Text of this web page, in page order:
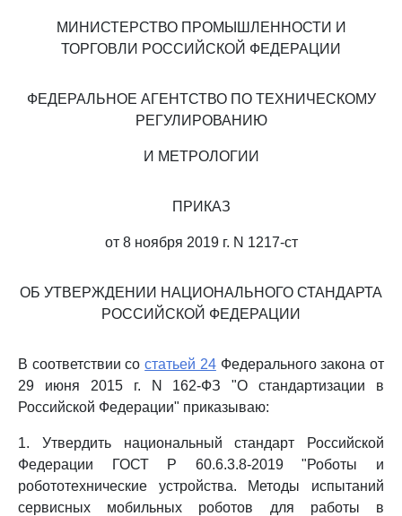
МИНИСТЕРСТВО ПРОМЫШЛЕННОСТИ И
ТОРГОВЛИ РОССИЙСКОЙ ФЕДЕРАЦИИ
ФЕДЕРАЛЬНОЕ АГЕНТСТВО ПО ТЕХНИЧЕСКОМУ
РЕГУЛИРОВАНИЮ
И МЕТРОЛОГИИ
ПРИКАЗ
от 8 ноября 2019 г. N 1217-ст
ОБ УТВЕРЖДЕНИИ НАЦИОНАЛЬНОГО СТАНДАРТА
РОССИЙСКОЙ ФЕДЕРАЦИИ
В соответствии состатьей 24Федерального закона от
29 июня 2015 г. N 162-ФЗ "О стандартизации в
Российской Федерации" приказываю:
1. Утвердить национальный стандарт Российской
Федерации ГОСТ Р 60.6.3.8-2019 "Роботы и
робототехнические устройства. Методы испытаний
сервисных мобильных роботов для работы в